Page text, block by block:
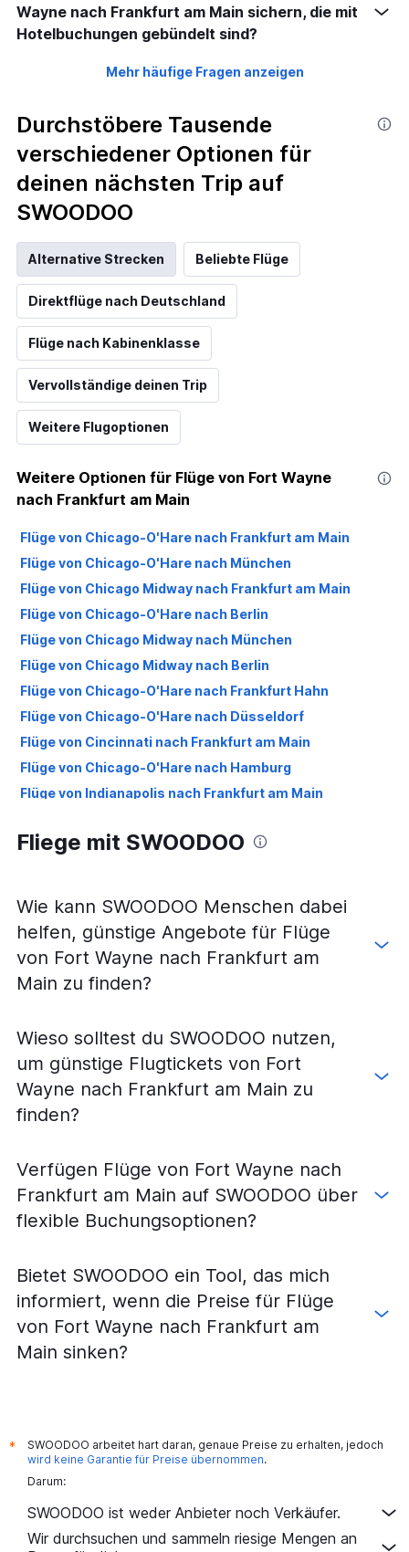
Wayne nach Frankfurt am Main sichern, die mit
Hotelbuchungen gebündelt sind?
Mehr häufige Fragen anzeigen
Durchstöbere Tausende
verschiedener Optionen für
deinen nächsten Trip auf
SWOODOO
Alternative Strecken Beliebte Flüge
Direktflüge nach Deutschland
Flüge nach Kabinenklasse
Vervollständige deinen Trip
Weitere Flugoptionen
Weitere Optionen für Flüge von Fort Wayne
nach Frankfurt am Main
Flüge von Chicago-O'Hare nach Frankfurt am Main
Flüge von Chicago-O'Hare nach München
Flüge von Chicago Midway nach Frankfurt am Main
Flüge von Chicago-O'Hare nach Berlin
Flüge von Chicago Midway nach München
Flüge von Chicago Midway nach Berlin
Flüge von Chicago-O'Hare nach Frankfurt Hahn
Flüge von Chicago-O'Hare nach Düsseldorf
Flüge von Cincinnati nach Frankfurt am Main
Flüge von Chicago-O'Hare nach Hamburg
Flüge von Indianapolis nach Frankfurt am Main
Flüge von Indianapolis nach München
Flüge von Chicago Midway nach Hamburg
Flüge von Chicago-O'Hare nach Stuttgart
Flüge von Cincinnati nach Berlin
Flüge von Indianapolis nach Berlin
Flüge von Chicago-O'Hare nach Nürnberg
Flüge von Louisville nach München
Flüge von Chicago Midway nach Nürnberg
Flüge von Chicago-O'Hare nach Dresden
Flüge von Chicago-O'Hare nach Bremen
Flüge von Dayton nach München
Flüge von Chicago-O'Hare nach Leipzig
Flüge von Cincinnati nach Stuttgart
Flüge von Cincinnati nach Nürnberg
Flüge von Louisville nach Berlin
Flüge von Cincinnati nach Hamburg
Flüge von Dayton nach Düsseldorf
Flüge von Indianapolis nach Düsseldorf
Fliege mit SWOODOO
Wie kann SWOODOO Menschen dabei
helfen, günstige Angebote für Flüge
von Fort Wayne nach Frankfurt am
Main zu finden?
Wieso solltest du SWOODOO nutzen,
um günstige Flugtickets von Fort
Wayne nach Frankfurt am Main zu
finden?
Verfügen Flüge von Fort Wayne nach
Frankfurt am Main auf SWOODOO über
flexible Buchungsoptionen?
Bietet SWOODOO ein Tool, das mich
informiert, wenn die Preise für Flüge
von Fort Wayne nach Frankfurt am
Main sinken?
*
SWOODOO arbeitet hart daran, genaue Preise zu erhalten, jedoch
wird keine Garantie für Preise übernommen.
Darum:
SWOODOO ist weder Anbieter noch Verkäufer.
Wir durchsuchen und sammeln riesige Mengen an